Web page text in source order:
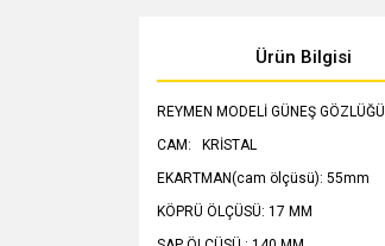
Ürün Bilgisi
REYMEN MODELİ GÜNEŞ GÖZLÜĞÜ
CAM: KRİSTAL
EKARTMAN(cam ölçüsü): 55mm
KÖPRÜ ÖLÇÜSÜ: 17 MM